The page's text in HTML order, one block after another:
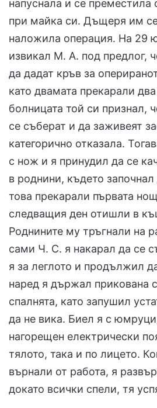
напуснала и се преместила
при майка си. Дъщеря им
наложила операция. На 29
извикал М. А. под предлог,
да дадат кръв за
като двамата прекарали
болницата той си признал,
се съберат и да заживеят
категорично отказала.
с нож и я принудил да се
в роднини, където
това прекарали първата
следващия ден отишли в
Роднините му тръгнали на
сами Ч. С. я накарал да се
я за леглото и продължил
наред я държал прикована
спалнята, като запушил
да не вика. Биел я с
нагорещен електрически
тялото, така и по лицето.
върнали от работа, я
докато всички спели, тя